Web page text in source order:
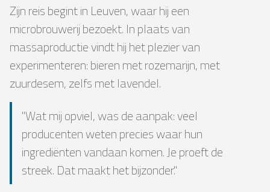
Zijn reis begint in Leuven, waar hij een
microbrouwerij bezoekt. In plaats van
massaproductie vindt hij het plezier van
experimenteren: bieren met rozemarijn, met
zuurdesem, zelfs met lavendel.
"Wat mij opviel, was de aanpak: veel
producenten weten precies waar hun
ingrediënten vandaan komen. Je proeft de
streek. Dat maakt het bijzonder."